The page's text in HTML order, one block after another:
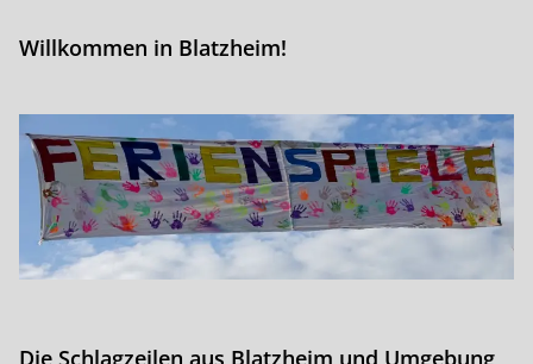
Willkommen in Blatzheim!
Die Schlagzeilen aus Blatzheim und Umgebung